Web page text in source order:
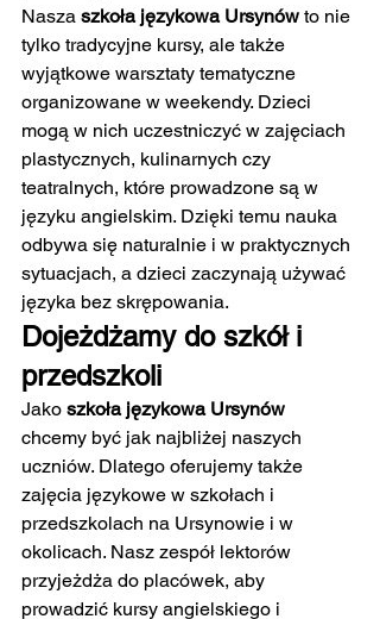
Nasza szkoła językowa Ursynów to nie
tylko tradycyjne kursy, ale także
wyjątkowe warsztaty tematyczne
organizowane w weekendy. Dzieci
mogą w nich uczestniczyć w zajęciach
plastycznych, kulinarnych czy
teatralnych, które prowadzone są w
języku angielskim. Dzięki temu nauka
odbywa się naturalnie i w praktycznych
sytuacjach, a dzieci zaczynają używać
języka bez skrępowania.
Dojeżdżamy do szkół i
przedszkoli
Jako szkoła językowa Ursynów
chcemy być jak najbliżej naszych
uczniów. Dlatego oferujemy także
zajęcia językowe w szkołach i
przedszkolach na Ursynowie i w
okolicach. Nasz zespół lektorów
przyjeżdża do placówek, aby
prowadzić kursy angielskiego i